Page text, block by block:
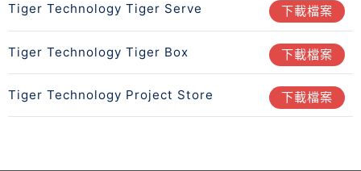
Tiger Technology Tiger Serve 下載檔案
Tiger Technology Tiger Box 下載檔案
Tiger Technology Project Store 下載檔案